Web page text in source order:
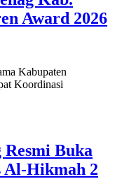
Award 2026
Kabupaten
Koordinasi
Buka
Al-Hikmah 2